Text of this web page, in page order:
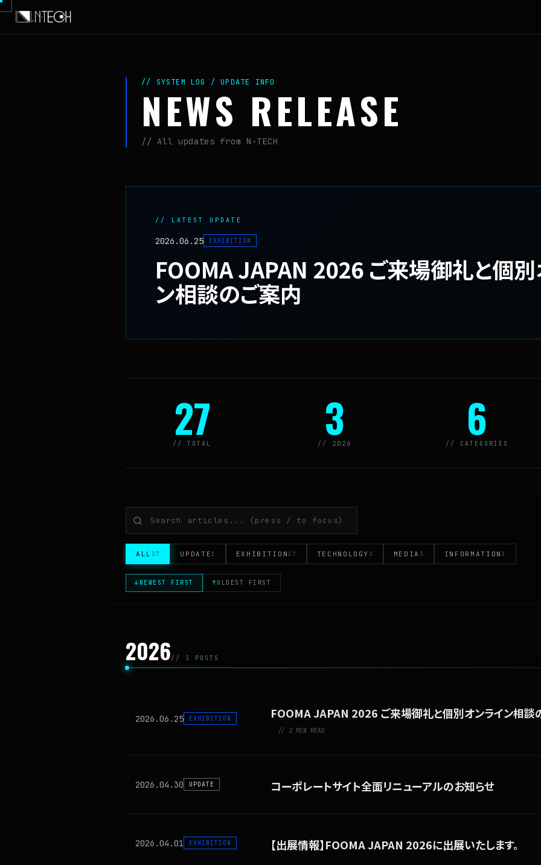
// SYSTEM LOG / UPDATE INFO
NEWS RELEASE
// All updates from N-TECH
// LATEST UPDATE
2026.06.25 EXHIBITION
FOOMA JAPAN 2026 ご来場御礼と個別
ン相談のご案内
27
// TOTAL 3
// 2026 6
// CATEGORIES
ALL 27 UPDATE1 EXHIBITION17 TECHNOLOGY 2 MEDIA 3 INFORMATION 1
↓ NEWEST FIRST ↑OLDEST FIRST
2026// 3 POSTS
2026.06.25 EXHIBITION FOOMA JAPAN 2026 ご来場御礼と個別オンライン相談
// 2 MIN READ
2026.04.30 UPDATE コーポレートサイト全面リニューアルのお知らせ
2026.04.01 EXHIBITION 【出展情報】FOOMA JAPAN 2026に出展いたします。